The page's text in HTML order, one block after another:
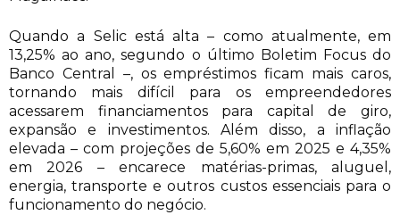
Quando a Selic está alta – como atualmente, em
13,25% ao ano, segundo o último Boletim Focus do
Banco Central –, os empréstimos ficam mais caros,
tornando mais difícil para os empreendedores
acessarem financiamentos para capital de giro,
expansão e investimentos. Além disso, a inflação
elevada – com projeções de 5,60% em 2025 e 4,35%
em 2026 – encarece matérias-primas, aluguel,
energia, transporte e outros custos essenciais para o
funcionamento do negócio.